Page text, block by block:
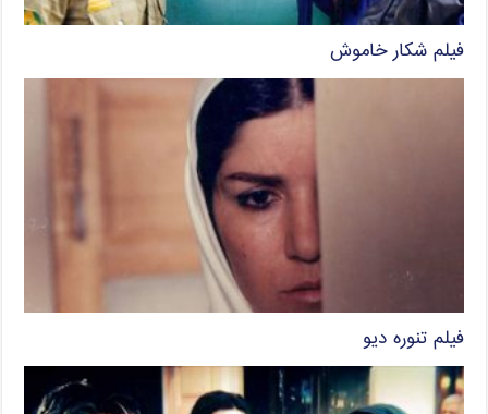
فیلم شکار خاموش
فیلم تنوره دیو